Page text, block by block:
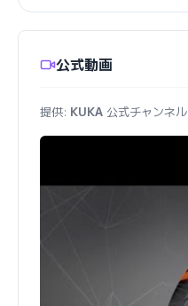
公式動画
提供: KUKA 公式チャンネル